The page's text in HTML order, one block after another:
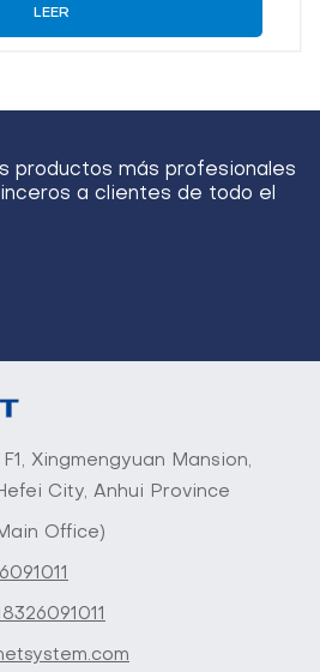
LEER
productos más profesionales
a clientes de todo el
Xingmengyuan Mansion,
City, Anhui Province
Office)